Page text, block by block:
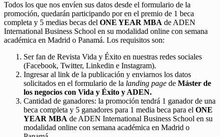
Todos los que nos envíen sus datos desde el formulario de la
promoción, quedarán participando por en el premio de 1 beca
completa y 5 medias becas del ONE YEAR MBA de ADEN
International Business School en su modalidad online con semana
académica en Madrid o Panamá. Los requisitos son:
Ser fan de Revista Vida y Éxito en nuestras redes sociales
(Facebook, Twitter, Linkedin e Instagram).
Ingresar al link de la publicación y enviarnos los datos
solicitados en el formulario de la landing page de Máster de
los negocios con Vida y Éxito y ADEN.
Cantidad de ganadores: la promoción tendrá 1 ganador de una
beca completa y 5 ganadores para 1 media beca para el ONE
YEAR MBA de ADEN International Business School en su
modalidad online con semana académica en Madrid o